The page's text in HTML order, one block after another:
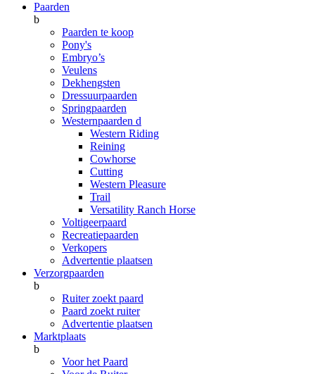
Paarden
b
Paarden te koop
Pony's
Embryo’s
Veulens
Dekhengsten
Dressuurpaarden
Springpaarden
Westernpaarden d
Western Riding
Reining
Cowhorse
Cutting
Western Pleasure
Trail
Versatility Ranch Horse
Voltigeerpaard
Recreatiepaarden
Verkopers
Advertentie plaatsen
Verzorgpaarden
b
Ruiter zoekt paard
Paard zoekt ruiter
Advertentie plaatsen
Marktplaats
b
Voor het Paard